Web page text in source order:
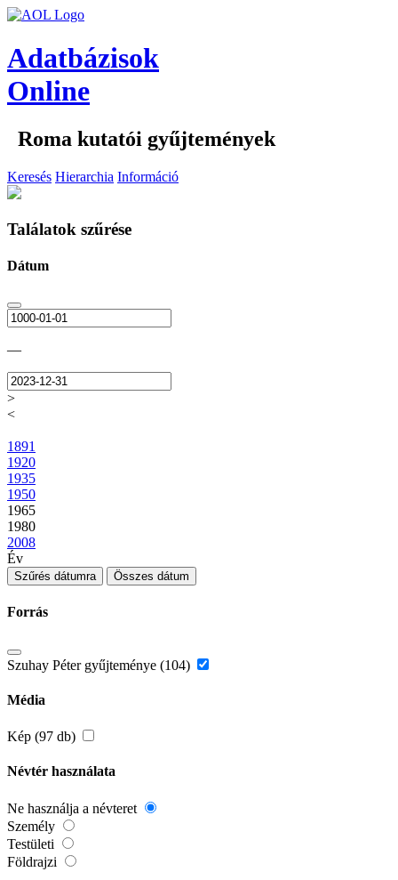
Adatbázisok
Online
Roma kutatói gyűjtemények
Keresés Hierarchia Információ
Találatok szűrése
Dátum
—
>
<
1891
1920
1935
1950
1965
1980
2008
Év
Szűrés dátumra Összes dátum
Forrás
Szuhay Péter gyűjteménye (104)
Média
Kép (97 db)
Névtér használata
Ne használja a névteret
Személy
Testületi
Földrajzi